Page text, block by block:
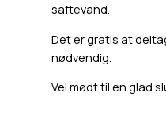
saftevand.
Det er gratis at
nødvendig.
Vel mødt til en glad